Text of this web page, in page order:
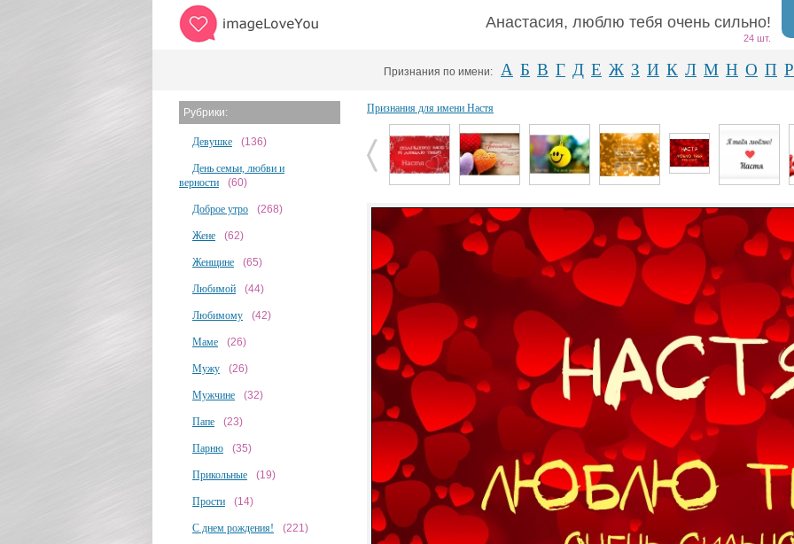
Анастасия, люблю тебя очень сильно!
24 шт.
Признания по имени: А Б В Г Д Е Ж З И К Л М Н О П Р
Рубрики:
Девушке (136)
День семьи, любви и
верности
(60)
Доброе утро (268)
Жене (62)
Женщине (65)
Любимой (44)
Любимому (42)
Маме (26)
Мужу (26)
Мужчине (32)
Папе (23)
Парню (35)
Прикольные (19)
Прости (14)
С днем рождения! (221)
Признания для имени Настя